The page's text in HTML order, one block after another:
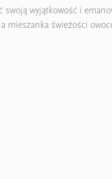
wyjątkowość i
świeżości